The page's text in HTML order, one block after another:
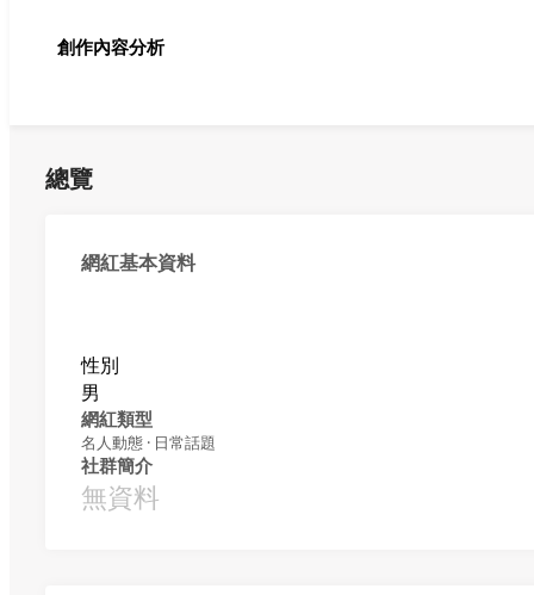
創作內容分析
總覽
網紅基本資料
性別
男
網紅類型
名人動態 · 日常話題
社群簡介
無資料